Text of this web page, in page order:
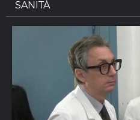
SANITÀ